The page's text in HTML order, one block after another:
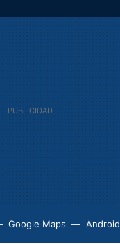
Google Maps Android